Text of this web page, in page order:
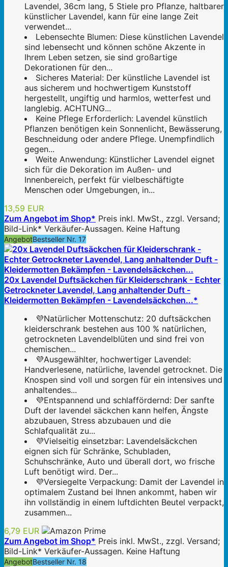
Lavendel, 36cm lang, 5 Stiele pro Pflanze, haltbarer
künstlicher Lavendel, kann für eine lange Zeit
verwendet...
Lebensechte Blumen: Diese künstlichen Lavendel
sind lebensecht und können schöne Akzente in
Ihrem Leben setzen, sie sind großartige
Dekorationen für den...
Sicheres Material: Der künstliche Lavendel ist
aus sicherem und hochwertigem Kunststoff
hergestellt, ungiftig und harmlos, wetterfest und
langlebig. ACHTUNG...
Keine Pflege Erforderlich: Lavendel künstlich
Pflanzen benötigen kein Sonnenlicht, Bewässerung,
Beschneidung oder andere Pflege. Unempfindlich
gegen...
Weite Anwendung: Künstlicher Lavendel eignet
sich für die Dekoration im Außen- und
Innenbereich, perfekt für vielbeschäftigte
Menschen oder Umgebungen, in...
13,59 EUR
Zum Angebot im Shop* Preis inkl. MwSt., zzgl. Versand;
Bild-Link* Verkäufer-Aussagen. Keine Haftung
AngebotBestseller Nr. 17
20x Lavendel Duftsäckchen für Kleiderschrank - Echter
Getrockneter Lavendel, Lang anhaltender Duft -
Kleidermotten Bekämpfen - Lavendelsäckchen...*
💜Natürlicher Mottenschutz: 20 duftsäckchen
kleiderschrank bestehen aus 100 % natürlichen,
getrockneten Lavendelblüten und sind frei von
chemischen...
💜Ausgewählter, hochwertiger Lavendel:
Handverlesene, natürliche, lavendel getrocknet. Die
Knospen sind voll und sorgen für ein intensives und
anhaltendes...
💜Entspannend und schlaffördernd: Der sanfte
Duft der lavendel säckchen kann helfen, Ängste
abzubauen, Stress abzubauen und die
Schlafqualität zu...
💜Vielseitig einsetzbar: Lavendelsäckchen
eignen sich für Schränke, Schubladen,
Schuhschränke, Auto und überall dort, wo frische
Luft benötigt wird. Der...
💜Versiegelte Verpackung: Damit der Lavendel in
optimalem Zustand bei Ihnen ankommt, haben wir
ihn vollständig in einem luftdichten Beutel verpackt,
zusammen...
6,79 EUR
Zum Angebot im Shop* Preis inkl. MwSt., zzgl. Versand;
Bild-Link* Verkäufer-Aussagen. Keine Haftung
AngebotBestseller Nr. 18